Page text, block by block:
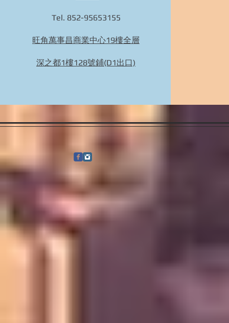
Bidhongkong.com 台灣代購《nuhi》台灣nuhi時
裝,外套,配飾代購-台灣網站代購(香港)
Tel. 852-95653155
旺角萬事昌商業中心19樓全層
深之都1樓128號鋪(D1出口)